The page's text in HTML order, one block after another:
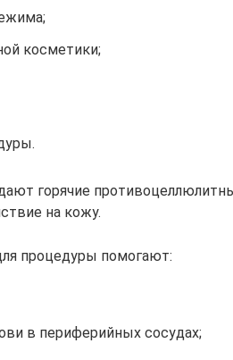
косметики;
горячие
на кожу.
процедуры помогают:
в периферийных сосудах;